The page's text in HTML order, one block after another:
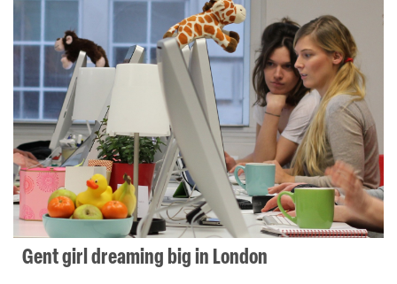
Gent girl dreaming big in London